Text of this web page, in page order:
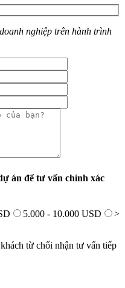
nghiệp trên hành trình
án để tư vấn chính xác
5.000 - 10.000 USD
>
từ chối nhận tư vấn tiếp